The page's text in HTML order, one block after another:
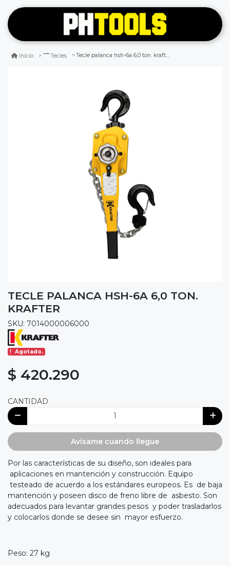
Inicio Tecles Tecle palanca hsh-6a 6,0 ton. krafter
TECLE PALANCA HSH-6A 6,0 TON.
KRAFTER
SKU: 7014000006000
Agotado.
$ 420.290
CANTIDAD
Avísame cuando llegue
Por las características de su diseño, son ideales para
aplicaciones en mantención y construcción. Equipo
testeado de acuerdo a los estándares europeos. Es de baja
mantención y poseen disco de freno libre de asbesto. Son
adecuados para levantar grandes pesos y poder trasladarlos
y colocarlos donde se desee sin mayor esfuerzo.
Peso: 27 kg